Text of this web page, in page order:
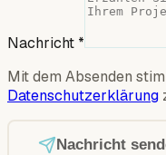
Nachricht *
Mit dem Absenden
Datenschutzerklärung
Nachricht